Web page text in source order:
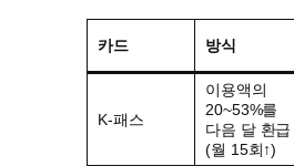
카드 방식
K-패스
이용액의
20~53%를
다음 달 환급
(월 15회↑)